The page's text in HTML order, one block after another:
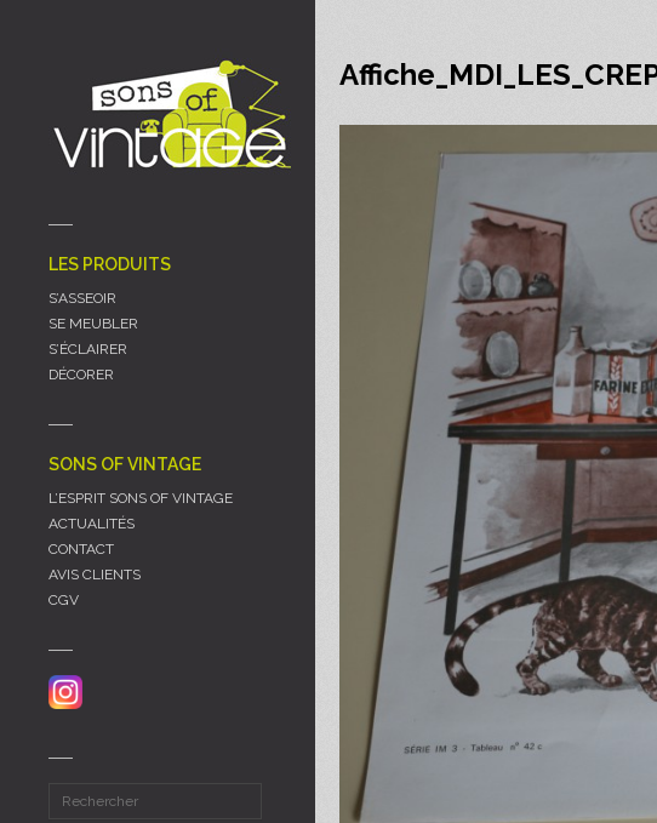
LES PRODUITS
S’ASSEOIR
SE MEUBLER
S’ÉCLAIRER
DÉCORER
SONS OF VINTAGE
L’ESPRIT SONS OF VINTAGE
ACTUALITÉS
CONTACT
AVIS CLIENTS
CGV